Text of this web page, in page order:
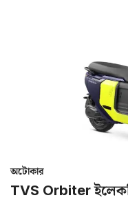
অটোকার
TVS Orbiter